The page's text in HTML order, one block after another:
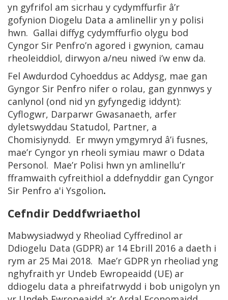
yn gyfrifol am sicrhau y cydymffurfir â’r
gofynion Diogelu Data a amlinellir yn y polisi
hwn. Gallai diffyg cydymffurfio olygu bod
Cyngor Sir Penfro’n agored i gwynion, camau
rheoleiddiol, dirwyon a/neu niwed i’w enw da.
Fel Awdurdod Cyhoeddus ac Addysg, mae gan
Gyngor Sir Penfro nifer o rolau, gan gynnwys y
canlynol (ond nid yn gyfyngedig iddynt):
Cyflogwr, Darparwr Gwasanaeth, arfer
dyletswyddau Statudol, Partner, a
Chomisiynydd. Er mwyn ymgymryd â’i fusnes,
mae’r Cyngor yn rheoli symiau mawr o Ddata
Personol. Mae’r Polisi hwn yn amlinellu’r
fframwaith cyfreithiol a ddefnyddir gan Cyngor
Sir Penfro a'i Ysgolion.
Cefndir Deddfwriaethol
Mabwysiadwyd y Rheoliad Cyffredinol ar
Ddiogelu Data (GDPR) ar 14 Ebrill 2016 a daeth i
rym ar 25 Mai 2018. Mae’r GDPR yn rheoliad yng
nghyfraith yr Undeb Ewropeaidd (UE) ar
ddiogelu data a phreifatrwydd i bob unigolyn yn